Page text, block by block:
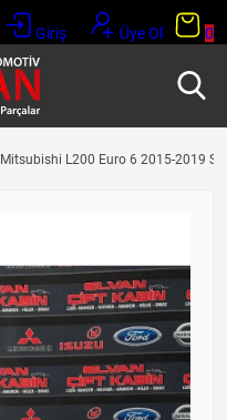
Giriş Üye Ol 0
Mitsubishi L200 Euro 6 2015-2019